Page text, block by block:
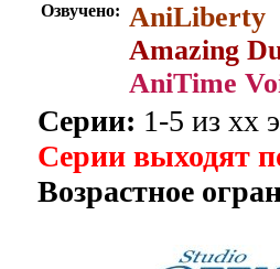
Озвучено: AniLiberty
Amazing
AniTime
Серии: 1-5 из хх
Серии выходят
Возрастное